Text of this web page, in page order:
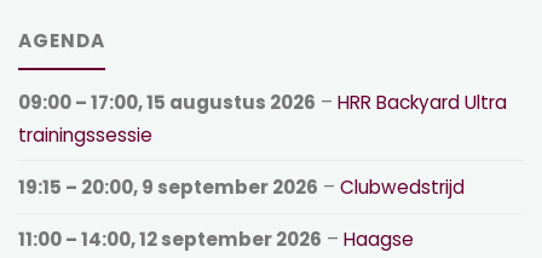
AGENDA
09:00– 17:00,15 augustus 2026 –HRR Backyard Ultra
trainingssessie
19:15 – 20:00,9 september 2026 –Clubwedstrijd
11:00– 14:00,12 september 2026 –Haagse